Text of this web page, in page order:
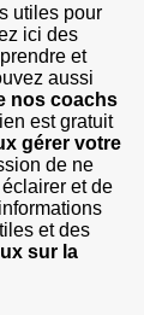
utiles pour
ici des
et
aussi
nos coachs
est gratuit
gérer votre
de ne
et de
et des
sur la